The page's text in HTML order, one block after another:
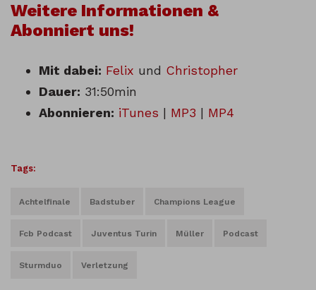
Weitere Informationen &
Abonniert uns!
Mit dabei: Felix und Christopher
Dauer: 31:50min
Abonnieren: iTunes | MP3 | MP4
Tags:
Achtelfinale Badstuber Champions League
Fcb Podcast Juventus Turin Müller Podcast
Sturmduo Verletzung